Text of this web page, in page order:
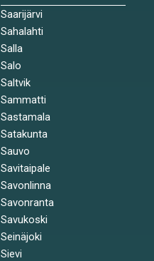
Saarijärvi
Sahalahti
Salla
Salo
Saltvik
Sammatti
Sastamala
Satakunta
Sauvo
Savitaipale
Savonlinna
Savonranta
Savukoski
Seinäjoki
Sievi